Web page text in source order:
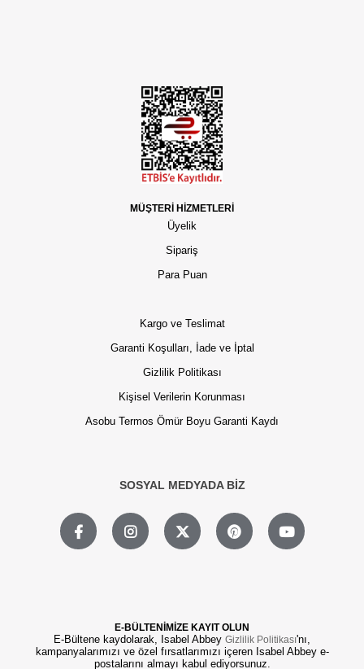
MÜŞTERİ HİZMETLERİ
Üyelik
Sipariş
Para Puan
Kargo ve Teslimat
Garanti Koşulları, İade ve İptal
Gizlilik Politikası
Kişisel Verilerin Korunması
Asobu Termos Ömür Boyu Garanti Kaydı
SOSYAL MEDYADA BİZ
E-BÜLTENİMİZE KAYIT OLUN
E-Bültene kaydolarak, Isabel Abbey Gizlilik Politikası'nı,
kampanyalarımızı ve özel fırsatlarımızı içeren Isabel Abbey e-
postalarını almayı kabul ediyorsunuz.